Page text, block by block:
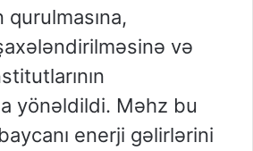
və
yönəldildi. Məhz bu
enerji gəlirlərini